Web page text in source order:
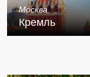
Москва
Кремль